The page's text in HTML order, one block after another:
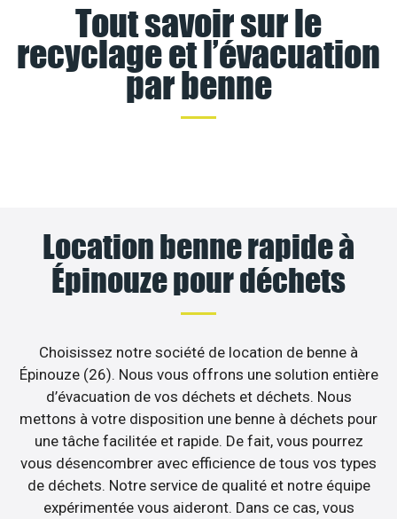
Tout savoir sur le
recyclage et l’évacuation
par benne
Location benne rapide à
Épinouze pour déchets
Choisissez notre société de location de benne à
Épinouze (26). Nous vous offrons une solution entière
d’évacuation de vos déchets et déchets. Nous
mettons à votre disposition une benne à déchets pour
une tâche facilitée et rapide. De fait, vous pourrez
vous désencombrer avec efficience de tous vos types
de déchets. Notre service de qualité et notre équipe
expérimentée vous aideront. Dans ce cas, vous